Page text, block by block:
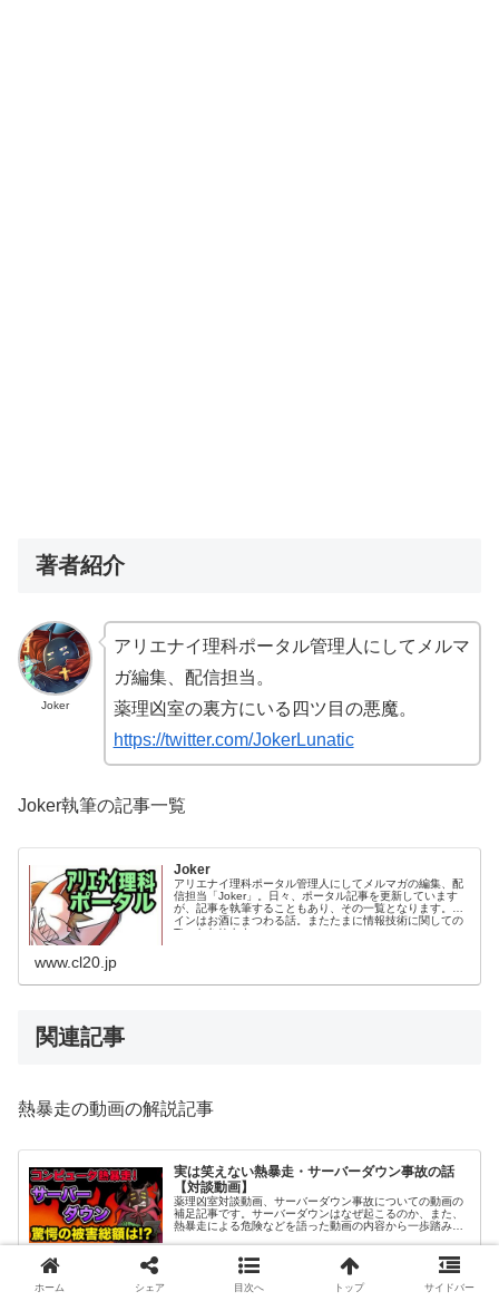
著者紹介
Joker
アリエナイ理科ポータル管理人にしてメルマ
ガ編集、配信担当。
薬理凶室の裏方にいる四ツ目の悪魔。
https://twitter.com/JokerLunatic
Joker執筆の記事一覧
Joker
アリエナイ理科ポータル管理人にしてメルマガの編集、配
信担当「Joker」。日々、ポータル記事を更新しています
が、記事を執筆することもあり、その一覧となります。メ
インはお酒にまつわる話。またたまに情報技術に関しての
Tipsもあります。
www.cl20.jp
関連記事
熱暴走の動画の解説記事
実は笑えない熱暴走・サーバーダウン事故の話
【対談動画】
薬理凶室対談動画、サーバーダウン事故についての動画の
補足記事です。サーバーダウンはなぜ起こるのか、また、
熱暴走による危険などを語った動画の内容から一歩踏み込
www.cl20.jp 2021.05.20
ホーム シェア 目次へ トップ サイドバー